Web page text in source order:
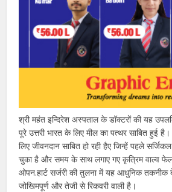
श्री महंत इन्दिरेश अस्पताल के डॉक्टरों की यह
पूरे उत्तरी भारत के लिए मील का पत्थर साबित हुई
लिए जीवनदान साबित हो रही हैए जिन्हें पहले
चुका है और समय के साथ लगाए गए कृत्रिम वाल्व
ओपन.हार्ट सर्जरी की तुलना में यह आधुनिक तकनीक
जोखिमपूर्ण और तेजी से रिकवरी वाली है।